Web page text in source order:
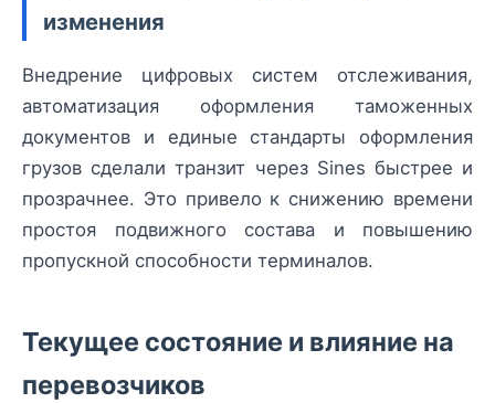
изменения
Внедрение цифровых систем отслеживания,
автоматизация оформления таможенных
документов и единые стандарты оформления
грузов сделали транзит через Sines быстрее и
прозрачнее. Это привело к снижению времени
простоя подвижного состава и повышению
пропускной способности терминалов.
Текущее состояние и влияние на
перевозчиков